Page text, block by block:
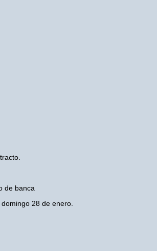
de banca
28 de enero.